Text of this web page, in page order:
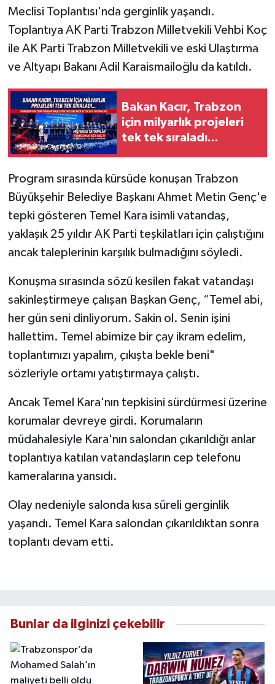
Meclisi Toplantısı'nda gerginlik yaşandı.
Toplantıya AK Parti Trabzon Milletvekili Vehbi Koç
ile AK Parti Trabzon Milletvekili ve eski Ulaştırma
ve Altyapı Bakanı Adil Karaismailoğlu da katıldı.
Bakan Kacır, Trabzon
için milyarlık projeleri
tek tek sıraladı...
Program sırasında kürsüde konuşan Trabzon
Büyükşehir Belediye Başkanı Ahmet Metin Genç'e
tepki gösteren Temel Kara isimli vatandaş,
yaklaşık 25 yıldır AK Parti teşkilatları için çalıştığını
ancak taleplerinin karşılık bulmadığını söyledi.
Konuşma sırasında sözü kesilen fakat vatandaşı
sakinleştirmeye çalışan Başkan Genç, “Temel abi,
her gün seni dinliyorum. Sakin ol. Senin işini
hallettim. Temel abimize bir çay ikram edelim,
toplantımızı yapalım, çıkışta bekle beni"
sözleriyle ortamı yatıştırmaya çalıştı.
Ancak Temel Kara'nın tepkisini sürdürmesi üzerine
korumalar devreye girdi. Korumaların
müdahalesiyle Kara'nın salondan çıkarıldığı anlar
toplantıya katılan vatandaşların cep telefonu
kameralarına yansıdı.
Olay nedeniyle salonda kısa süreli gerginlik
yaşandı. Temel Kara salondan çıkarıldıktan sonra
toplantı devam etti.
Bunlar da ilginizi çekebilir